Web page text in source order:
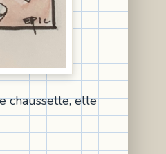
chaussette, elle